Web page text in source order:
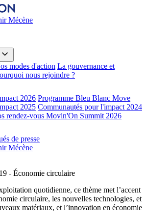
Mécène
modes d'action La gouvernance et
nous rejoindre ?
2026 Programme Bleu Blanc Move
2025 Communautés pour l'impact 2024
rendez-vous Movin'On Summit 2026
de presse
Mécène
- Économie circulaire
quotidienne, ce thème met l’accent
circulaire, les nouvelles technologies, et
matériaux, et l’innovation en économie